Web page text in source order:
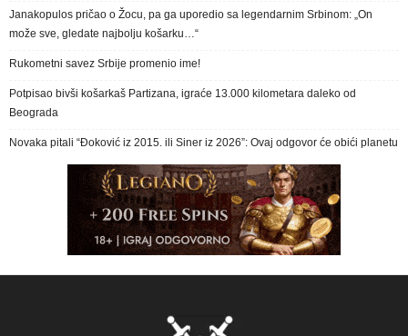
Janakopulos pričao o Žocu, pa ga uporedio sa legendarnim Srbinom: „On
može sve, gledate najbolju košarku…“
Rukometni savez Srbije promenio ime!
Potpisao bivši košarkaš Partizana, igraće 13.000 kilometara daleko od
Beograda
Novaka pitali “Đoković iz 2015. ili Siner iz 2026”: Ovaj odgovor će obići planetu